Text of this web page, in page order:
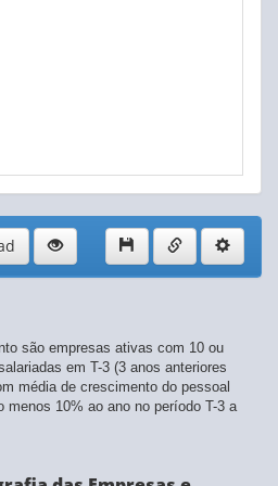
relacionadas
e outros serviços de gestão de
edifícios
para construção
de veículos automotores e
de veículos automotores e
exceto veículos automotores
são empresas ativas com 10 ou
em T-3 (3 anos anteriores
média de crescimento do pessoal
menos 10% ao ano no período T-3 a